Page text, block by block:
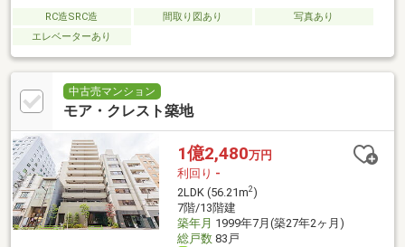
RC造SRC造 間取り図あり
写真あり
エレベーターあり
中古売マンション
モア・クレスト築地
1億2,480万円
利回り -
2LDK (56.21m2)
7階/13階建
築年月 1999年7月(築27年2ヶ月)
総戸数83戸